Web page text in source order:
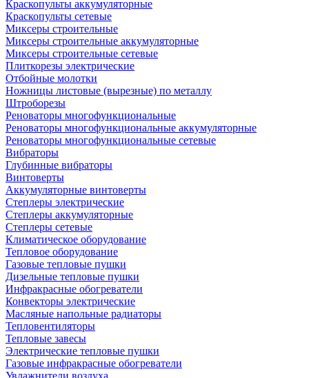
Краскопульты аккумуляторные
Краскопульты сетевые
Миксеры строительные
Миксеры строительные аккумуляторные
Миксеры строительные сетевые
Плиткорезы электрические
Отбойные молотки
Ножницы листовые (вырезные) по металлу
Штроборезы
Реноваторы многофункциональные
Реноваторы многофункциональные аккумуляторные
Реноваторы многофункциональные сетевые
Вибраторы
Глубинные вибраторы
Винтоверты
Аккумуляторные винтоверты
Степлеры электрические
Степлеры аккумуляторные
Степлеры сетевые
Климатическое оборудование
Тепловое оборудование
Газовые тепловые пушки
Дизельные тепловые пушки
Инфракрасные обогреватели
Конвекторы электрические
Масляные напольные радиаторы
Тепловентиляторы
Тепловые завесы
Электрические тепловые пушки
Газовые инфракрасные обогреватели
Увлажнители воздуха